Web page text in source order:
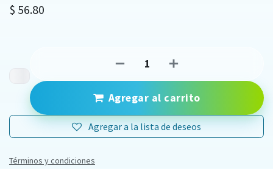
$ 56.80
Agregar al carrito
Agregar a la lista de deseos
Términos y condiciones